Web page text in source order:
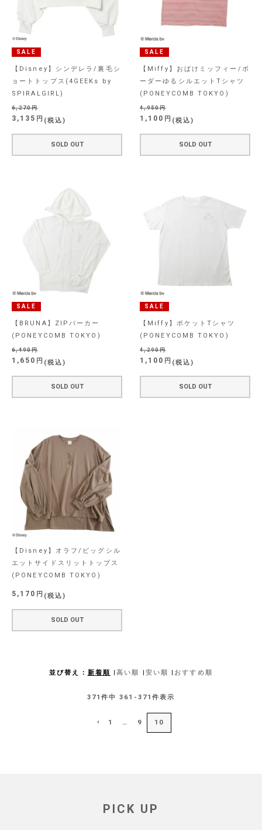
SALE
【Disney】シンデレラ/裏毛シ
ョートトップス(4GEEKs by
SPIRALGIRL)
6,270
3,135 税込
SOLD OUT
SALE
【Miffy】おばけミッフィー/ボ
ーダーゆるシルエットTシャツ
(PONEYCOMB TOKYO)
4,950
1,100 税込
SOLD OUT
SALE
【BRUNA】ZIPパーカー
(PONEYCOMB TOKYO)
6,490
1,650 税込
SOLD OUT
SALE
【Miffy】ポケットTシャツ
(PONEYCOMB TOKYO)
4,290
1,100 税込
SOLD OUT
【Disney】オラフ/ビッグシル
エットサイドスリットトップス
(PONEYCOMB TOKYO)
5,170 税込
SOLD OUT
並び替え 新着順 高い順 安い順 おすすめ順
371 件中 361 - 371件表示
1 … 9 10
PICK UP